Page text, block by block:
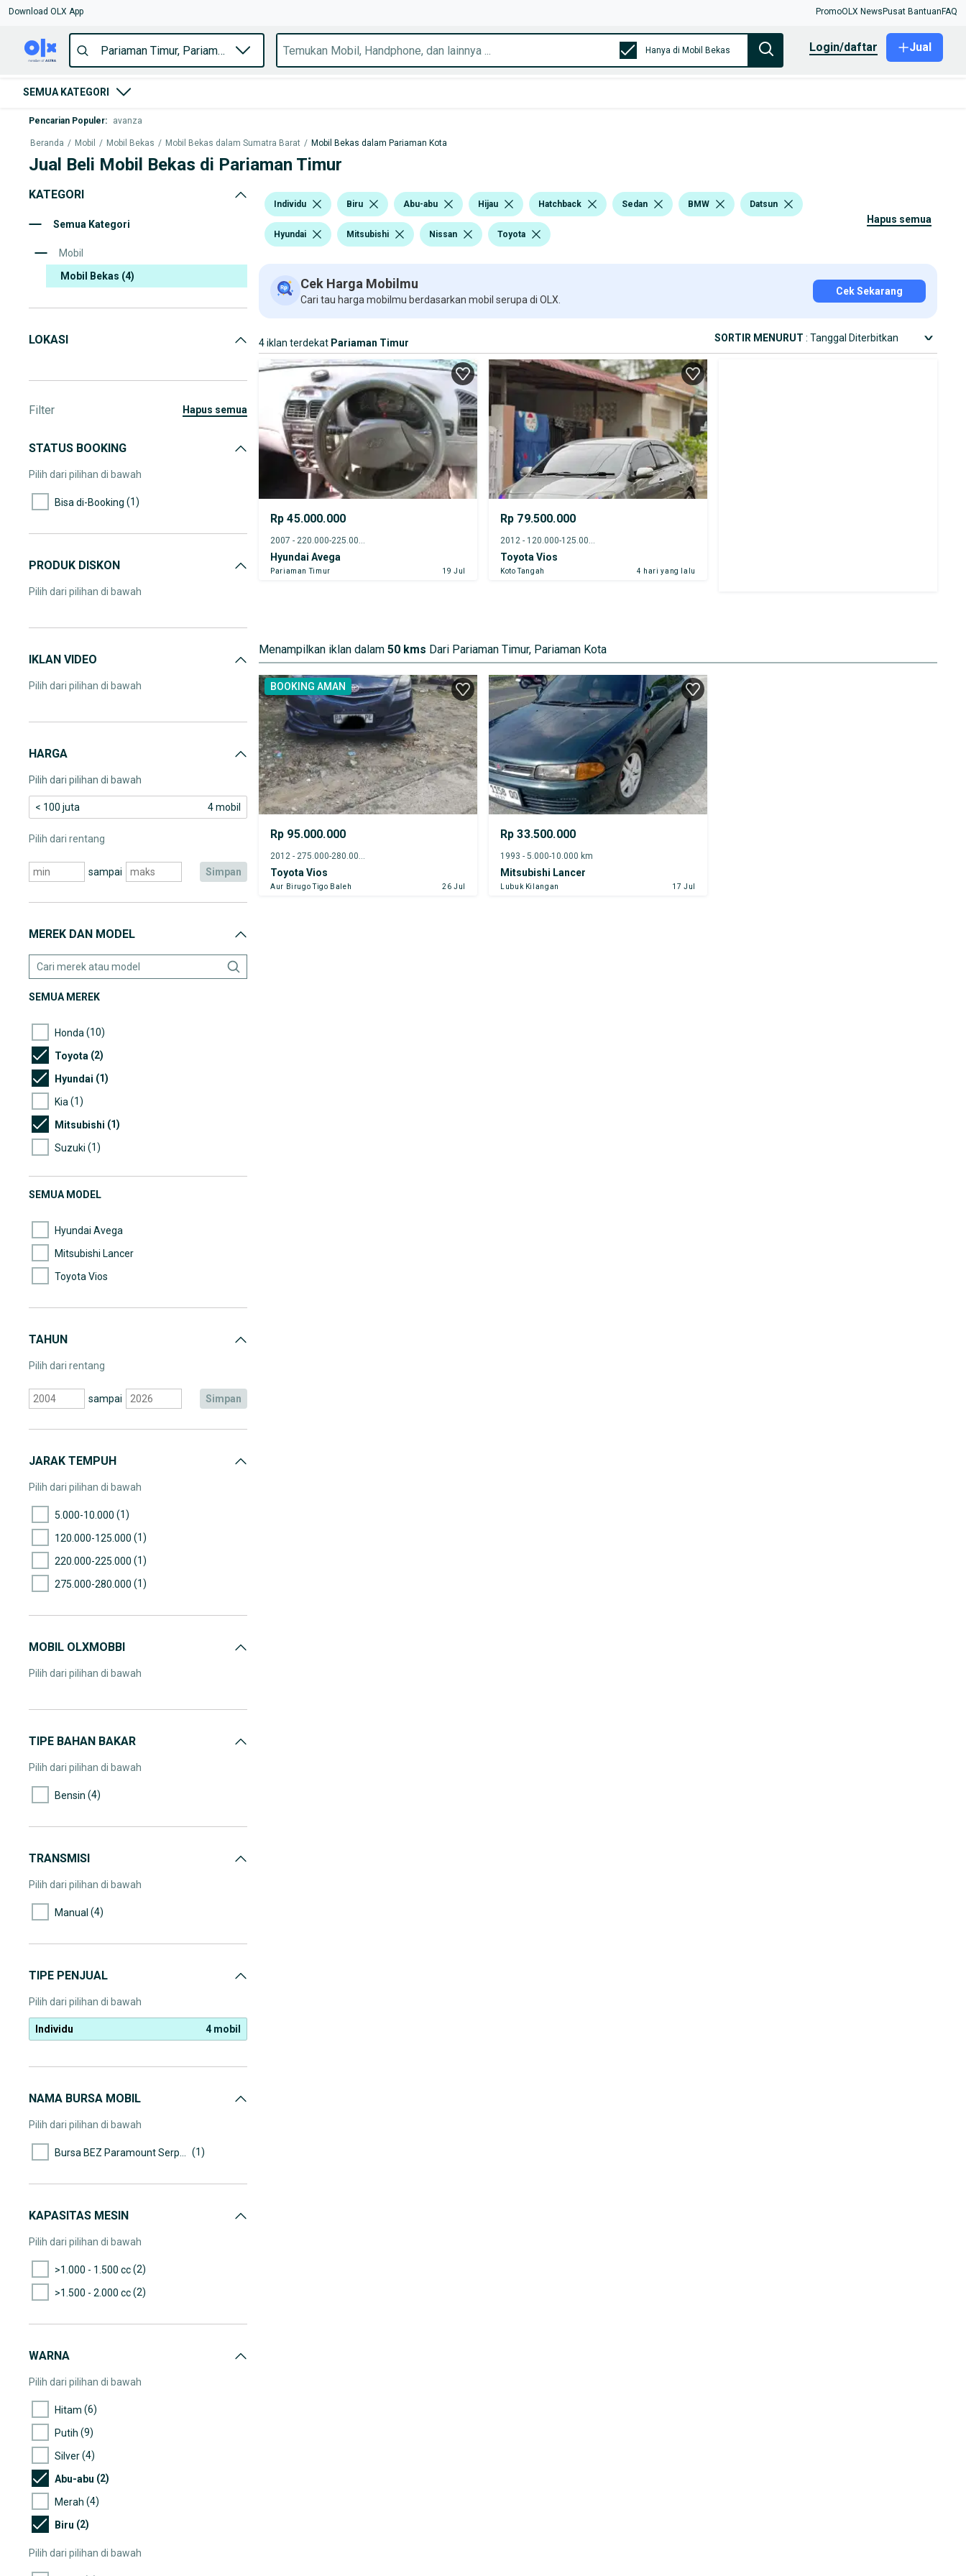
Download OLX App PromoOLX News Pusat Bantuan FAQ
Hanya di Mobil Bekas login/daftar Jual
SEMUA KATEGORI
Pencarian Populer: avanza
Beranda / Mobil / Mobil Bekas / Mobil Bekas dalam Sumatra Barat / Mobil Bekas dalam Pariaman Kota
Jual Beli Mobil Bekas di Pariaman Timur
KATEGORI
Semua Kategori
Mobil
Mobil Bekas (4)
LOKASI
Filter hapus semua
STATUS BOOKING
Pilih dari pilihan di bawah
Bisa di-Booking (1)
PRODUK DISKON
Pilih dari pilihan di bawah
IKLAN VIDEO
Pilih dari pilihan di bawah
HARGA
Pilih dari pilihan di bawah
< 100 juta 4 mobil
Pilih dari rentang
sampai simpan
MEREK DAN MODEL
SEMUA MEREK
Honda (10)
Toyota (2)
Hyundai (1)
Kia (1)
Mitsubishi (1)
Suzuki (1)
SEMUA MODEL
Hyundai Avega
Mitsubishi Lancer
Toyota Vios
TAHUN
Pilih dari rentang
sampai simpan
JARAK TEMPUH
Pilih dari pilihan di bawah
5.000-10.000 (1)
120.000-125.000 (1)
220.000-225.000 (1)
275.000-280.000 (1)
MOBIL OLXMOBBI
Pilih dari pilihan di bawah
TIPE BAHAN BAKAR
Pilih dari pilihan di bawah
Bensin (4)
TRANSMISI
Pilih dari pilihan di bawah
Manual (4)
TIPE PENJUAL
Pilih dari pilihan di bawah
Individu 4 mobil
NAMA BURSA MOBIL
Pilih dari pilihan di bawah
(1)
KAPASITAS MESIN
Pilih dari pilihan di bawah
>1.000 - 1.500 cc(2)
>1.500 - 2.000 cc(2)
WARNA
Pilih dari pilihan di bawah
Hitam (6)
Putih (9)
Silver(4)
Abu-abu (2)
Merah (4)
Biru (2)
Pilih dari pilihan di bawah
Individu Biru Abu-abu Hijau Hatchback Sedan BMW Datsun
Hyundai Mitsubishi Nissan Toyota
hapus semua
Cek Harga Mobilmu
Cari tau harga mobilmu berdasarkan mobil serupa di OLX.
Cek Sekarang
4 iklan terdekat Pariaman Timur SORTIR MENURUT : Tanggal Diterbitkan
Rp 45.000.000
Hyundai Avega
Pariaman Timur 19 Jul
Rp 79.500.000
Toyota Vios
Koto Tangah 4 hari yang lalu
Menampilkan iklan dalam 50 kms Dari Pariaman Timur, Pariaman Kota
BOOKING AMAN
Rp 95.000.000
Toyota Vios
Aur Birugo Tigo Baleh 26 Jul
Rp 33.500.000
1993 - 5.000-10.000 km
Mitsubishi Lancer
Lubuk Kilangan 17 Jul